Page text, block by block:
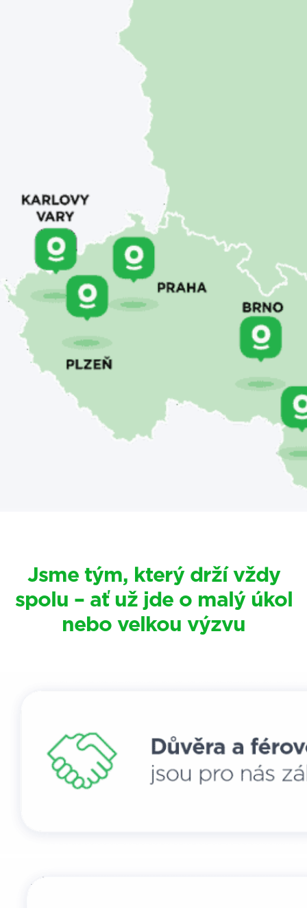
Jsme tým, který drží vždy
spolu – ať už jde o malý úkol
nebo velkou výzvu